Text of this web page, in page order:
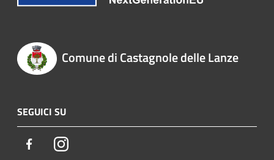
Comune di Castagnole delle Lanze
SEGUICI SU
FacebookInstagram